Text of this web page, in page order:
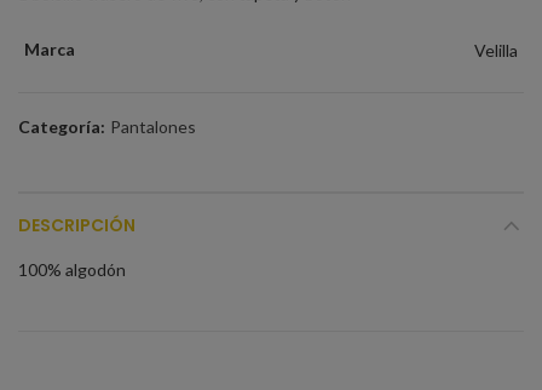
Marca Velilla
Categoría: Pantalones
DESCRIPCIÓN
100% algodón